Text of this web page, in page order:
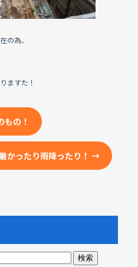
の為、
ますた！
の！
かったり雨降ったり！→